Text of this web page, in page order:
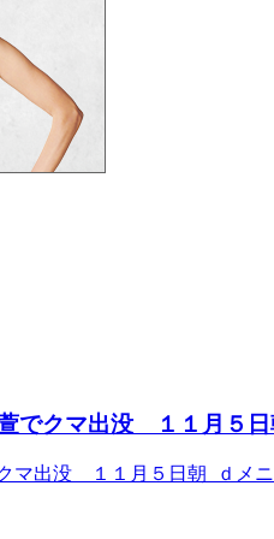
でクマ出没 １１月５
マ出没 １１月５日朝 ｄメ